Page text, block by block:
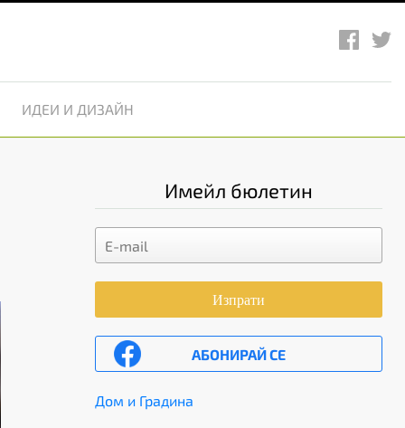
ИДЕИ И ДИЗАЙН
Имейл бюлетин
Изпрати
АБОНИРАЙ СЕ
Дом и Градина